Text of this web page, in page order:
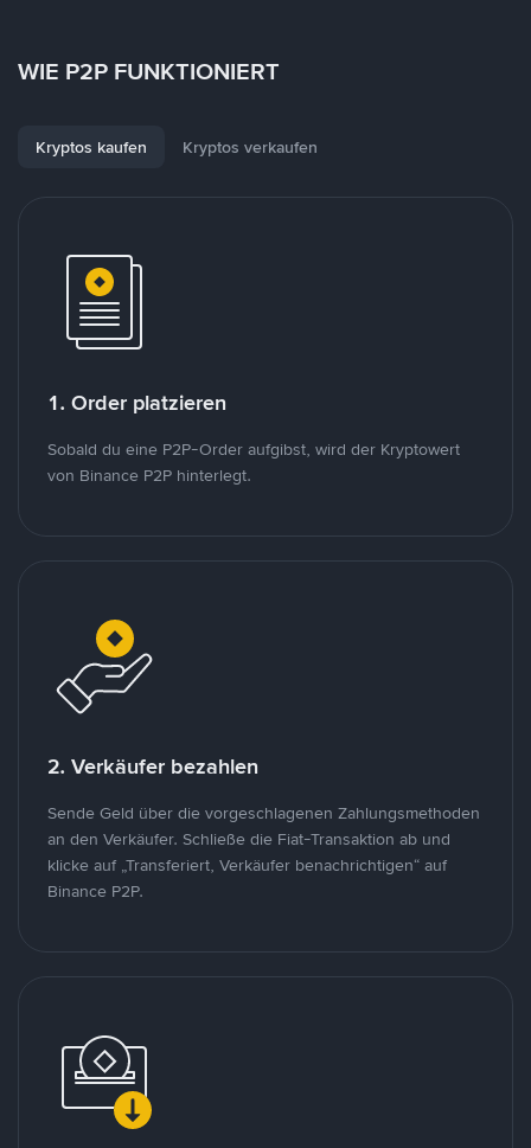
WIE P2P FUNKTIONIERT
Kryptos kaufen Kryptos verkaufen
1. Order platzieren
Sobald du eine P2P-Order aufgibst, wird der Kryptowert
von Binance P2P hinterlegt.
2. Verkäufer bezahlen
Sende Geld über die vorgeschlagenen Zahlungsmethoden
an den Verkäufer. Schließe die Fiat-Transaktion ab und
klicke auf „Transferiert, Verkäufer benachrichtigen“ auf
Binance P2P.